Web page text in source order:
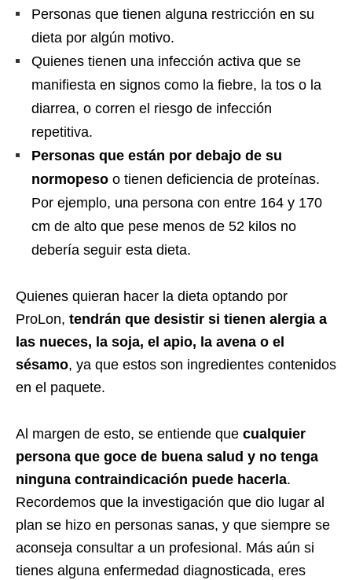
Personas que tienen alguna restricción en su
dieta por algún motivo.
Quienes tienen una infección activa que se
manifiesta en signos como la fiebre, la tos o la
diarrea, o corren el riesgo de infección
repetitiva.
Personas que están por debajo de su
normopeso o tienen deficiencia de proteínas.
Por ejemplo, una persona con entre 164 y 170
cm de alto que pese menos de 52 kilos no
debería seguir esta dieta.
Quienes quieran hacer la dieta optando por
ProLon, tendrán que desistir si tienen alergia a
las nueces, la soja, el apio, la avena o el
sésamo, ya que estos son ingredientes contenidos
en el paquete.
Al margen de esto, se entiende que cualquier
persona que goce de buena salud y no tenga
ninguna contraindicación puede hacerla.
Recordemos que la investigación que dio lugar al
plan se hizo en personas sanas, y que siempre se
aconseja consultar a un profesional. Más aún si
tienes alguna enfermedad diagnosticada, eres